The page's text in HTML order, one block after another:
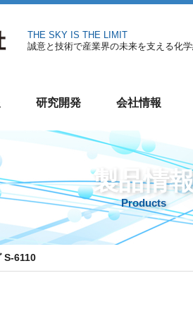
THE SKY IS THE LIMIT
誠意と技術で産業界の未来を支える化
研究開発 会社情報
製品情
Products
S-6110